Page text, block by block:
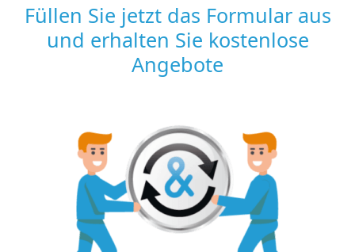
Füllen Sie jetzt das Formular aus
und erhalten Sie kostenlose
Angebote